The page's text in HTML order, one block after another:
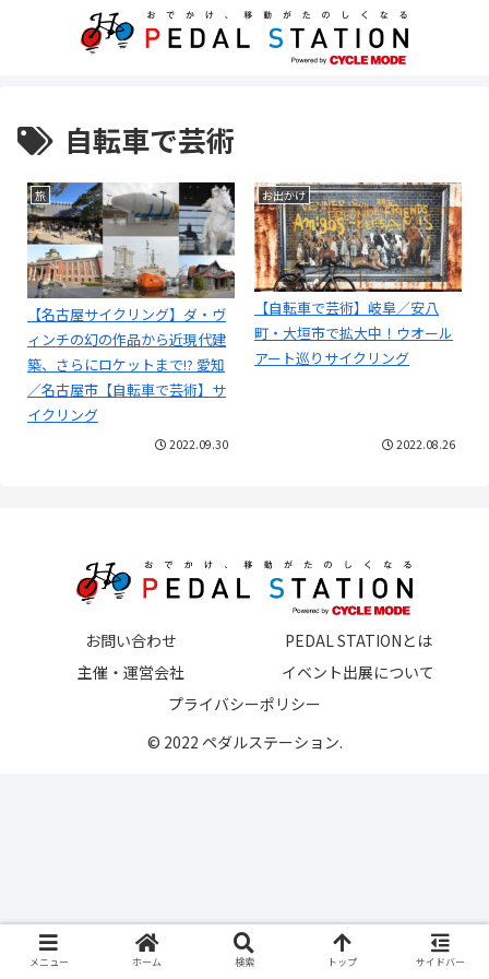
自転車で芸術
旅
【名古屋サイクリング】ダ・ヴ
ィンチの幻の作品から近現代建
築、さらにロケットまで!? 愛知
／名古屋市【自転車で芸術】サ
イクリング
2022.09.30
お出かけ
【自転車で芸術】岐阜／安八
町・大垣市で拡大中！ウオール
アート巡りサイクリング
2022.08.26
お問い合わせ
PEDAL STATIONとは
主催・運営会社
イベント出展について
プライバシーポリシー
© 2022 ペダルステーション.
メニュー ホーム 検索 トップ サイドバー